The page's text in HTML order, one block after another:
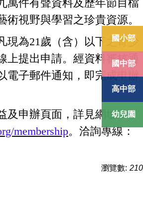
國小部
國中部
高中部
幼兒園
萬件有聲資料及歷年節目檔
術視野與學習之珍貴資源。
現為21歲（含）以下之青少
上提出申請。經資料審核通
電子郵件通知，即完成申辦
及申辦頁面，詳見網址：
membership。洽詢專線：
瀏覽數: 210